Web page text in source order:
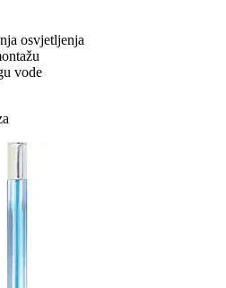
osvjetljenja
vode